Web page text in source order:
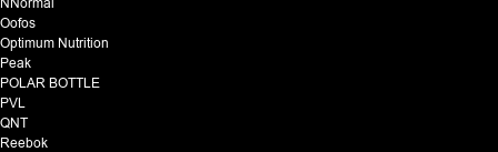
Oofos
Optimum Nutrition
Peak
POLAR BOTTLE
PVL
QNT
Reebok